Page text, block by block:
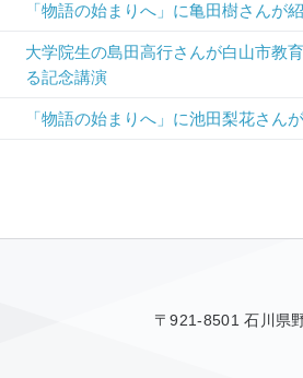
「物語の始まりへ」に亀田樹さんが
大学院生の島田高行さんが白山市教
る記念講演
「物語の始まりへ」に池田梨花さん
〒921-8501 石川県